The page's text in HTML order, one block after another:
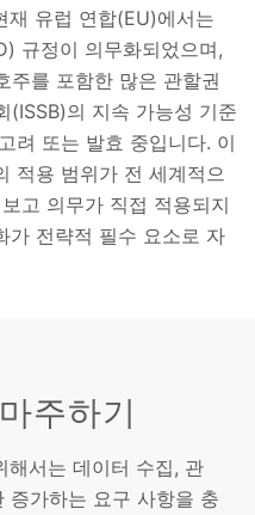
재 유럽 연합(EU)에서는
규정이 의무화되었으며,
주를 포함한 많은 관할권
(ISSB)의 지속 가능성 기준
려 또는 발효 중입니다. 이
적용 범위가 전 세계적으
고 의무가 직접 적용되지
가 전략적 필수 요소로 자
주하기
해서는 데이터 수집, 관
증가하는 요구 사항을 충